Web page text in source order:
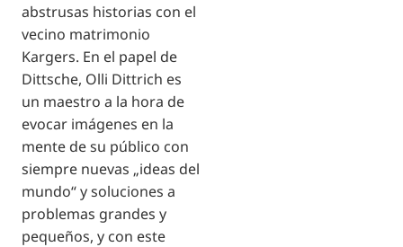
abstrusas historias con el
vecino matrimonio
Kargers. En el papel de
Dittsche, Olli Dittrich es
un maestro a la hora de
evocar imágenes en la
mente de su público con
siempre nuevas „ideas del
mundo“ y soluciones a
problemas grandes y
pequeños, y con este